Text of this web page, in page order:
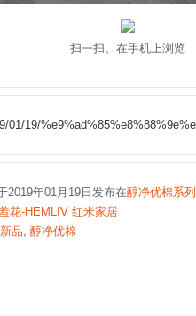
扫一扫、在手机上浏览
01/19/
2019年01月19日发布在醇净优棉系列
花-HEMLIV 红米家居
品 醇净优棉